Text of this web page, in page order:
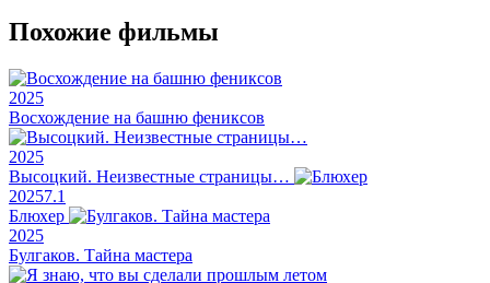
Похожие фильмы
2025
Восхождение на башню фениксов
2025
Высоцкий. Неизвестные страницы…
20257.1
Блюхер
2025
Булгаков. Тайна мастера